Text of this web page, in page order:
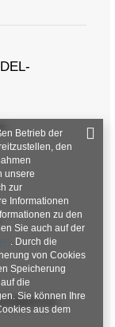
82
K
Betrieb der
den
unsere
zur
Informationen
zu den
Sie auch auf der
. Durch die
von Cookies
Speicherung
die
Sie können Ihre
aus dem